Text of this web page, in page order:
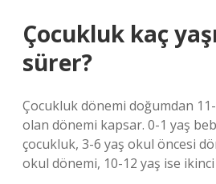
Çocukluk kaç
sürer?
Çocukluk dönemi doğumdan
olan dönemi kapsar. 0-1 yaş
çocukluk, 3-6 yaş okul öncesi
okul dönemi, 10-12 yaş ise